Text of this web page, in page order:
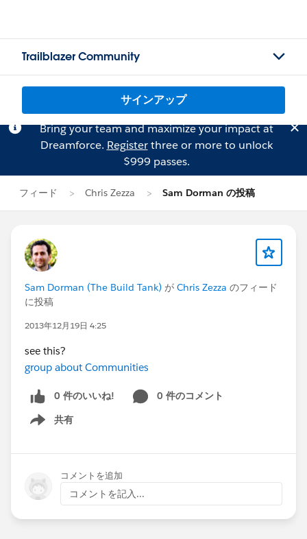
Trailblazer Community
サインアップ
Bring your team and maximize your impact at
Dreamforce. Registerthree or more to unlock
$999 passes.
フィード Chris Zezza Sam Dorman の投稿
Sam Dorman (The Build Tank) が Chris Zezza のフィード
に投稿
2013年12月19日 4:25
see this?
group about Communities
0 件のいいね!
0 件のコメント
共有
Show menu
コメントを追加
コメントを記入...